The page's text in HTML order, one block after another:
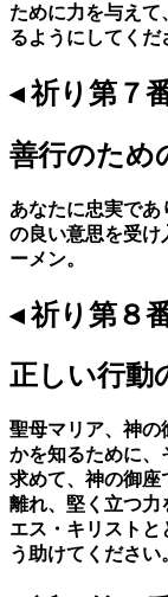
ために力を与えて
るようにしてくだ
◂ 祈り第７
善行のため
あなたに忠実で
の良い意思を受け
ーメン。
◂ 祈り第８
正しい行動
聖母マリア、神の
かを知るために、
求めて、神の御座
離れ、堅く立つ力
エス・キリストと
う助けてください